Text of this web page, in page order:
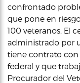
confrontado
que pone en
100 veteranos. El
administrado por
tiene contrato con
federal y que
Procurador del